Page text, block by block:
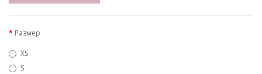
Размер
XS
S